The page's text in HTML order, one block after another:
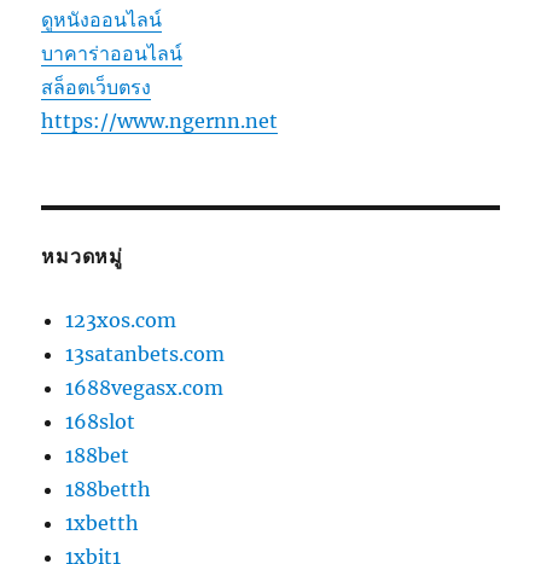
ดูหนังออนไลน์
บาคาร่าออนไลน์
สล็อตเว็บตรง
https://www.ngernn.net
หมวดหมู่
123xos.com
13satanbets.com
1688vegasx.com
168slot
188bet
188betth
1xbetth
1xbit1